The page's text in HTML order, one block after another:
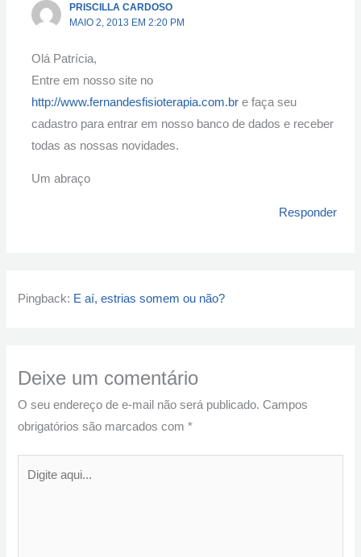
PRISCILLA CARDOSO
MAIO 2, 2013 EM 2:20 PM
Olá Patrícia,
Entre em nosso site no
http://www.fernandesfisioterapia.com.br e faça seu
cadastro para entrar em nosso banco de dados e receber
todas as nossas novidades.
Um abraço
Responder
Pingback: E aí, estrias somem ou não?
Deixe um comentário
O seu endereço de e-mail não será publicado. Campos
obrigatórios são marcados com*